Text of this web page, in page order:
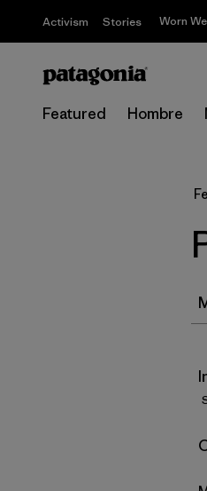
Activism Stories Worn
Featured Hombre